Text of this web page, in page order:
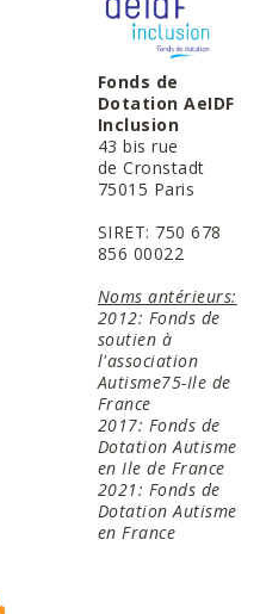
Fonds de
Dotation AeIDF
Inclusion
43 bis rue
de Cronstadt
75015 Paris
SIRET: 750 678
856 00022
Noms antérieurs:
2012: Fonds de
soutien à
l'association
Autisme75-Ile de
France
2017: Fonds de
Dotation Autisme
en Ile de France
2021: Fonds de
Dotation Autisme
en France